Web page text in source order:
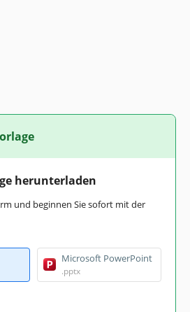
herunterladen
und beginnen Sie sofort mit der
Microsoft PowerPoint
.pptx